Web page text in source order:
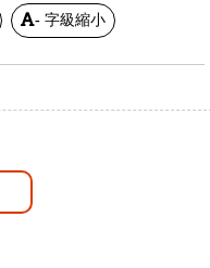
- 字級縮小